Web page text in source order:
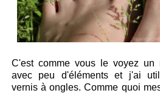
C'est comme vous le voyez un
avec peu d'éléments et j'ai
vernis à ongles. Comme quoi